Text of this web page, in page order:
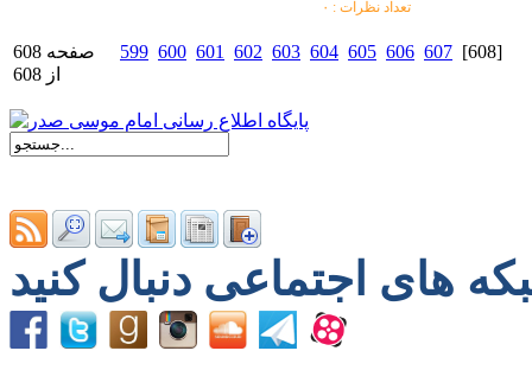
تعداد نظرات : ۰
صفحه 608
از 608
599 600 601 602 603 604 605 606 607 [608]